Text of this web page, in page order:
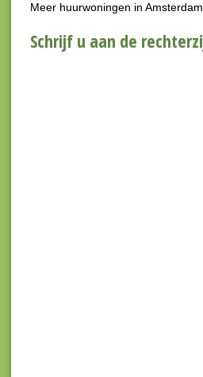
Meer huurwoningen in Amsterdam
Schrijf u aan de